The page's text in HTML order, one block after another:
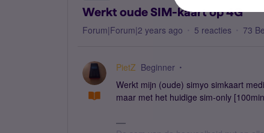
Werkt oude SIM-kaart op 4G
Forum|Forum|2 years ago 5 reacties 73
PietZ Beginner
Werkt mijn (oude) simyo simkaart
maar met het huidige sim-only